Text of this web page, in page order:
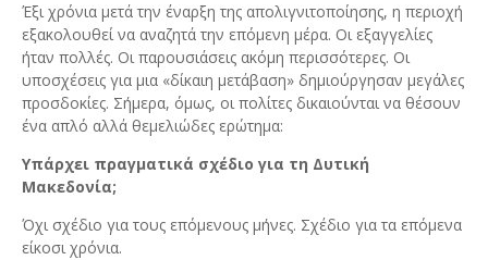
Έξι χρόνια μετά την έναρξη της απολιγνιτοποίησης, η περιοχή
εξακολουθεί να αναζητά την επόμενη μέρα. Οι εξαγγελίες
ήταν πολλές. Οι παρουσιάσεις ακόμη περισσότερες. Οι
υποσχέσεις για μια «δίκαιη μετάβαση» δημιούργησαν μεγάλες
προσδοκίες. Σήμερα, όμως, οι πολίτες δικαιούνται να θέσουν
ένα απλό αλλά θεμελιώδες ερώτημα:
Υπάρχει πραγματικά σχέδιο για τη Δυτική
Μακεδονία;
Όχι σχέδιο για τους επόμενους μήνες. Σχέδιο για τα επόμενα
είκοσι χρόνια.